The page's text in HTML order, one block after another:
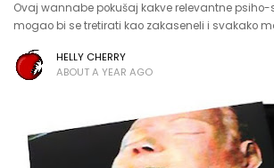
Ovaj wannabe pokušaj kakve relevantne
mogao bi se tretirati kao zakaseneli i svakako
HELLY CHERRY
ABOUT A YEAR AGO